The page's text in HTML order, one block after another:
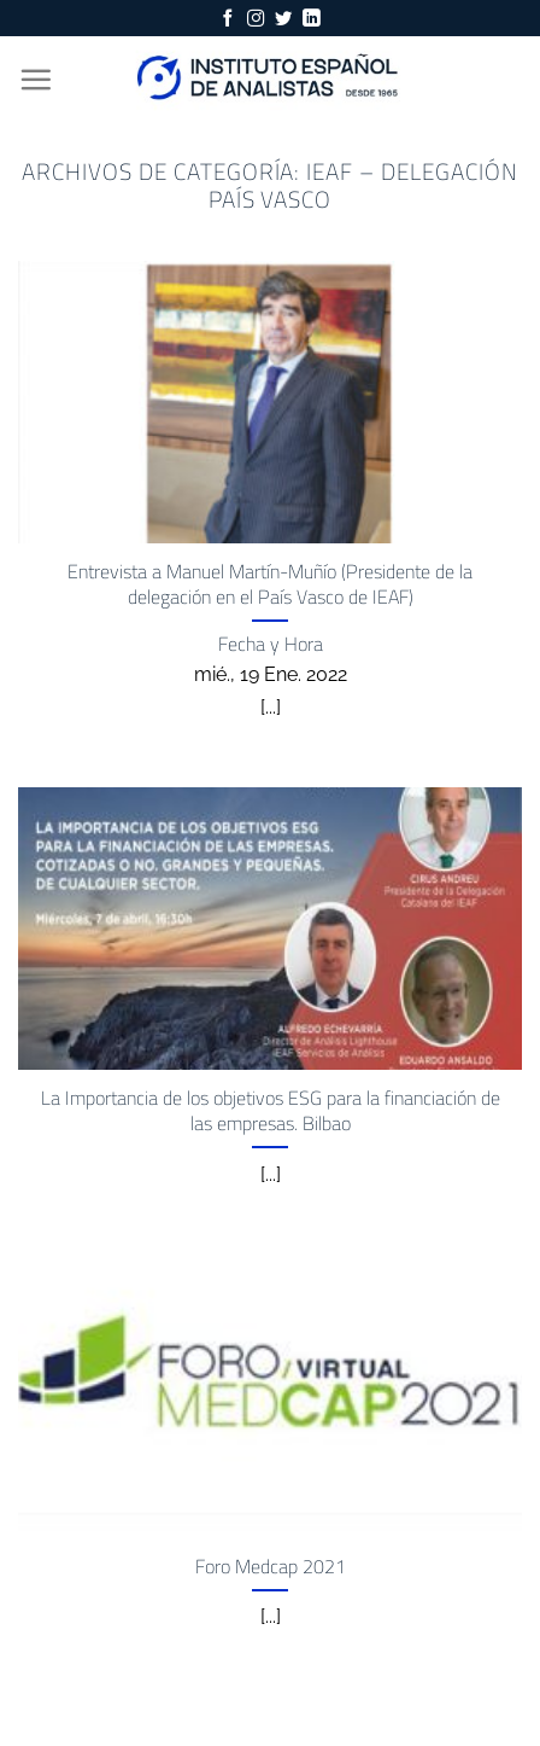
content
ARCHIVOS DE CATEGORÍA: IEAF – DELEGACIÓN
PAÍS VASCO
Entrevista a Manuel Martín-Muñío (Presidente de la
delegación en el País Vasco de IEAF)
Fecha y Hora
mié., 19 Ene. 2022
[...]
La Importancia de los objetivos ESG para la financiación de
las empresas. Bilbao
[...]
Foro Medcap 2021
[...]